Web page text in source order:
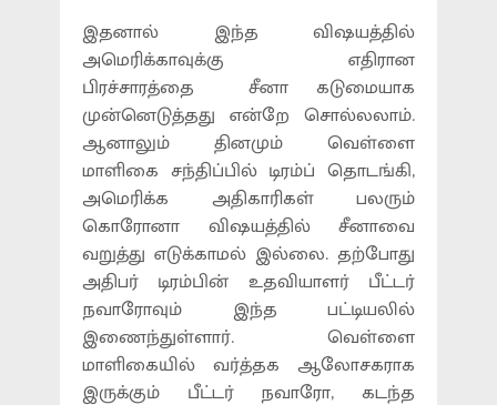
இதனால் இந்த விஷயத்தில்
அமெரிக்காவுக்கு எதிரான
பிரச்சாரத்தை சீனா கடுமையாக
முன்னெடுத்தது என்றே சொல்லலாம்.
ஆனாலும் தினமும் வெள்ளை
மாளிகை சந்திப்பில் டிரம்ப் தொடங்கி,
அமெரிக்க அதிகாரிகள் பலரும்
கொரோனா விஷயத்தில் சீனாவை
வறுத்து எடுக்காமல் இல்லை. தற்போது
அதிபர் டிரம்பின் உதவியாளர் பீட்டர்
நவாரோவும் இந்த பட்டியலில்
இணைந்துள்ளார். வெள்ளை
மாளிகையில் வர்த்தக ஆலோசகராக
இருக்கும் பீட்டர் நவாரோ, கடந்த